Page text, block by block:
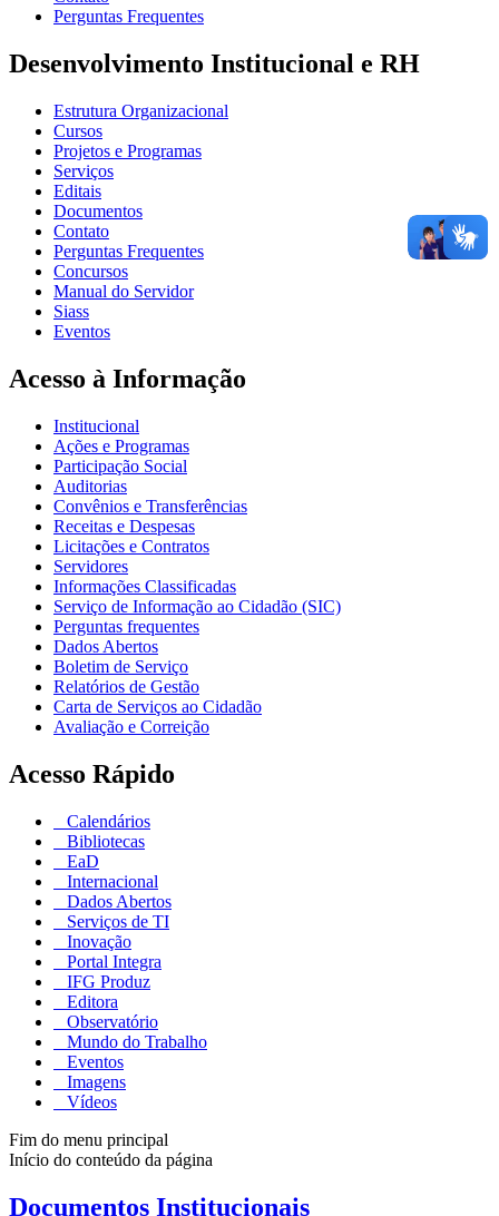
Perguntas Frequentes
Desenvolvimento Institucional e RH
Estrutura Organizacional
Cursos
Projetos e Programas
Serviços
Editais
Documentos
Contato
Perguntas Frequentes
Concursos
Manual do Servidor
Siass
Eventos
Acesso à Informação
Institucional
Ações e Programas
Participação Social
Auditorias
Convênios e Transferências
Receitas e Despesas
Licitações e Contratos
Servidores
Informações Classificadas
Serviço de Informação ao Cidadão (SIC)
Perguntas frequentes
Dados Abertos
Boletim de Serviço
Relatórios de Gestão
Carta de Serviços ao Cidadão
Avaliação e Correição
Acesso Rápido
Calendários
Bibliotecas
EaD
Internacional
Dados Abertos
Serviços de TI
Inovação
Portal Integra
IFG Produz
Editora
Observatório
Mundo do Trabalho
Eventos
Imagens
Vídeos
Fim do menu principal
Início do conteúdo da página
Documentos Institucionais